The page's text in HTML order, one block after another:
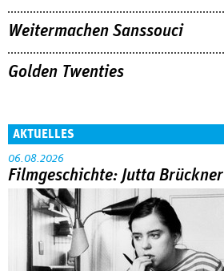
Weitermachen Sanssouci
Golden Twenties
AKTUELLES
06.08.2026
Filmgeschichte: Jutta Brückner